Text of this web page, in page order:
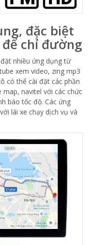
đặc biệt
chỉ đường
nhiều ứng dụng từ
xem video, zing mp3
có thể cài đặt các phần
navitel với các chức
báo tốc độ. Các ứng
lái xe chạy dịch vụ và